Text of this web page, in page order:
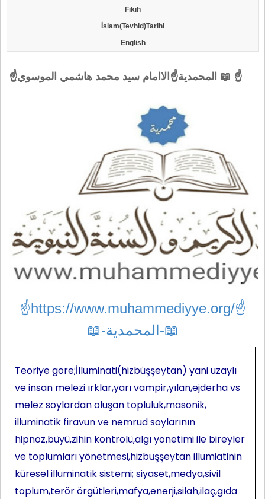
Fıkıh
İslam(Tevhid)Tarihi
English
☝المحمدية☝الاامام سيد محمد هاشمي الموسوي 📖 ☝
☝https://www.muhammediyye.org/☝
📖-المحمدية-📖
Teoriye göre;İlluminati(hizbüşşeytan) yani uzaylı
ve insan melezi ırklar,yarı vampir,yılan,ejderha vs
melez soylardan oluşan topluluk,masonik,
illuminatik firavun ve nemrud soylarının
hipnoz,büyü,zihin kontrolü,algı yönetimi ile bireyler
ve toplumları yönetmesi,hizbüşşeytan illumiatinin
küresel illuminatik sistemi; siyaset,medya,sivil
toplum,terör örgütleri,mafya,enerji,silah,ilaç,gıda